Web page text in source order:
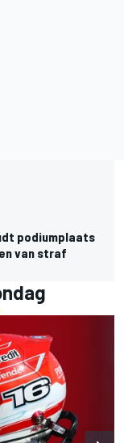
podiumplaats
van straf